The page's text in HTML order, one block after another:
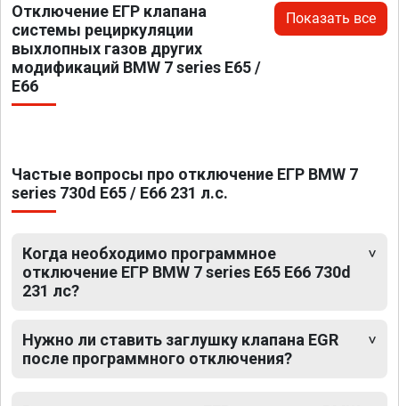
Отключение ЕГР клапана
системы рециркуляции
выхлопных газов других
модификаций BMW 7 series E65 /
E66
Показать все
Частые вопросы про отключение ЕГР BMW 7
series 730d E65 / E66 231 л.с.
Когда необходимо программное
отключение ЕГР BMW 7 series E65 E66 730d
231 лс?
Нужно ли ставить заглушку клапана EGR
после программного отключения?